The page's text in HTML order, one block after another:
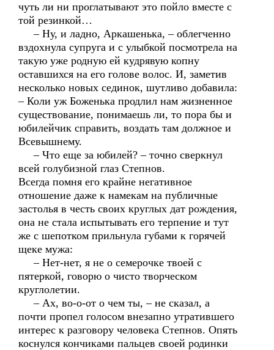
чуть ли ни проглатывают это пойло вместе с
той резинкой…
– Ну, и ладно, Аркашенька, – облегченно
вздохнула супруга и с улыбкой посмотрела на
такую уже родную ей кудрявую копну
оставшихся на его голове волос. И, заметив
несколько новых сединок, шутливо добавила:
– Коли уж Боженька продлил нам жизненное
существование, понимаешь ли, то пора бы и
юбилейчик справить, воздать там должное и
Всевышнему.
– Что еще за юбилей? – точно сверкнул
всей голубизной глаз Степнов.
Всегда помня его крайне негативное
отношение даже к намекам на публичные
застолья в честь своих круглых дат рождения,
она не стала испытывать его терпение и тут
же с шепотком прильнула губами к горячей
щеке мужа:
– Нет-нет, я не о семерочке твоей с
пятеркой, говорю о чисто творческом
круглолетии.
– Ах, во-о-от о чем ты, – не сказал, а
почти пропел голосом внезапно утратившего
интерес к разговору человека Степнов. Опять
коснулся кончиками пальцев своей родинки